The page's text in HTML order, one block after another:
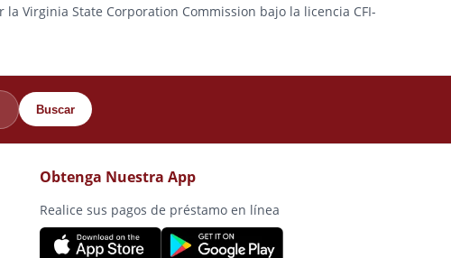
Virginia State Corporation Commission bajo la licencia CFI-
Buscar
Obtenga Nuestra App
Realice sus pagos de préstamo en línea